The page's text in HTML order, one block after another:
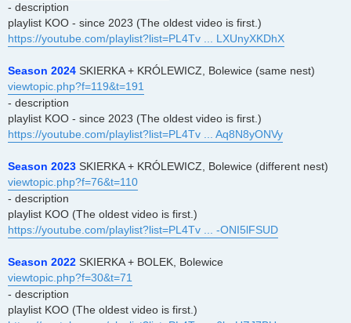
- description
playlist KOO - since 2023 (The oldest video is first.)
https://youtube.com/playlist?list=PL4Tv ... LXUnyXKDhX
Season 2024 SKIERKA + KRÓLEWICZ, Bolewice (same nest)
viewtopic.php?f=119&t=191
- description
playlist KOO - since 2023 (The oldest video is first.)
https://youtube.com/playlist?list=PL4Tv ... Aq8N8yONVy
Season 2023 SKIERKA + KRÓLEWICZ, Bolewice (different nest)
viewtopic.php?f=76&t=110
- description
playlist KOO (The oldest video is first.)
https://youtube.com/playlist?list=PL4Tv ... -ONI5lFSUD
Season 2022 SKIERKA + BOLEK, Bolewice
viewtopic.php?f=30&t=71
- description
playlist KOO (The oldest video is first.)